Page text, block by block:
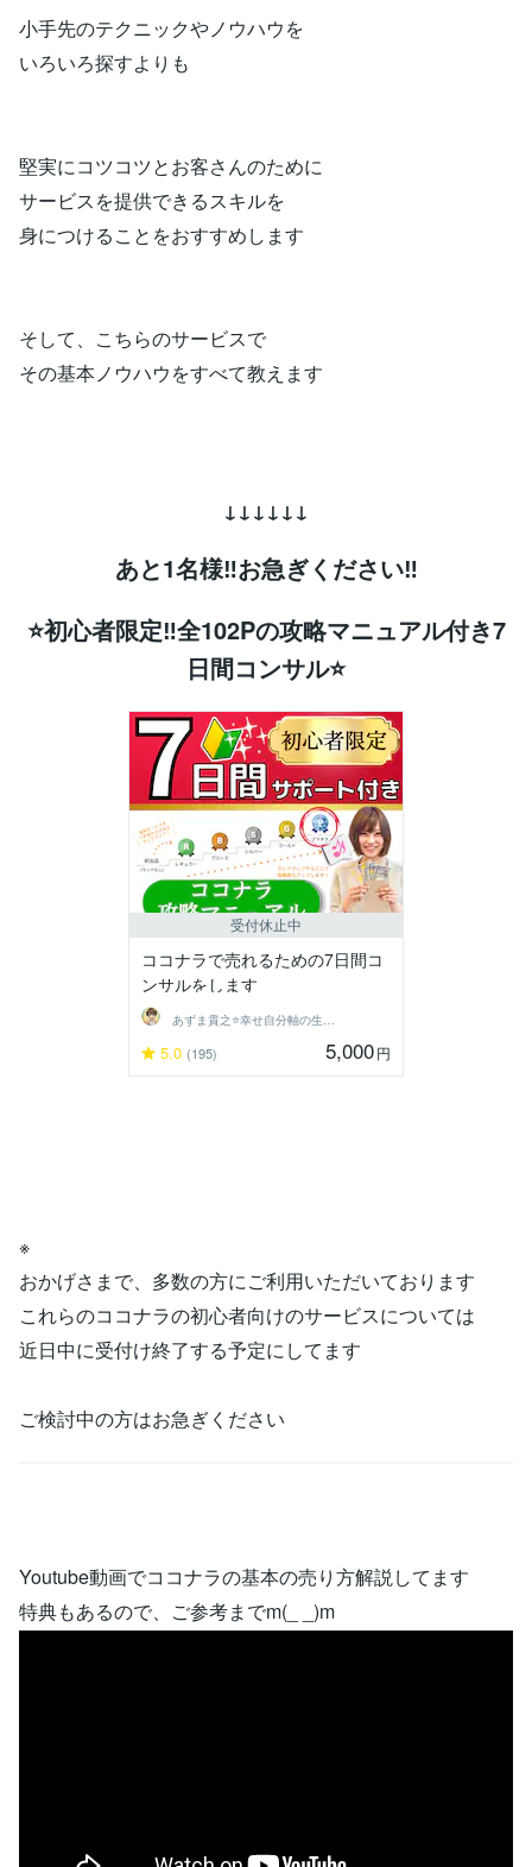
小手先のテクニックやノウハウを
いろいろ探すよりも
堅実にコツコツとお客さんのために
サービスを提供できるスキルを
身につけることをおすすめします
そして、こちらのサービスで
その基本ノウハウをすべて教えます
↓↓↓↓↓↓
あと1名様‼お急ぎください‼
⭐初心者限定‼全102Pの攻略マニュアル付き7
日間コンサル⭐
受付休止中
ココナラで売れるための7日間コ
ンサルをします
あずま貴之⭐幸せ自分軸の生き方育成コーチ
5.0 (195) 5,000円
※
おかげさまで、多数の方にご利用いただいております
これらのココナラの初心者向けのサービスについては
近日中に受付け終了する予定にしてます
ご検討中の方はお急ぎください
Youtube動画でココナラの基本の売り方解説してます
特典もあるので、ご参考までm(_ _)m